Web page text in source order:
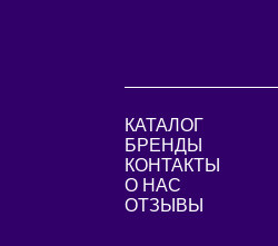
КАТАЛОГ
БРЕНДЫ
КОНТАКТЫ
О НАС
ОТЗЫВЫ